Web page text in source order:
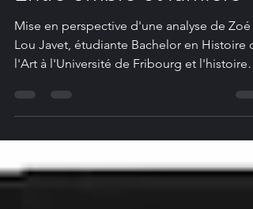
Entre ombre et lumière
Mise en perspective d'une analyse de Zoé
l'Art à l'Université de Fribourg et l'histoire
de...